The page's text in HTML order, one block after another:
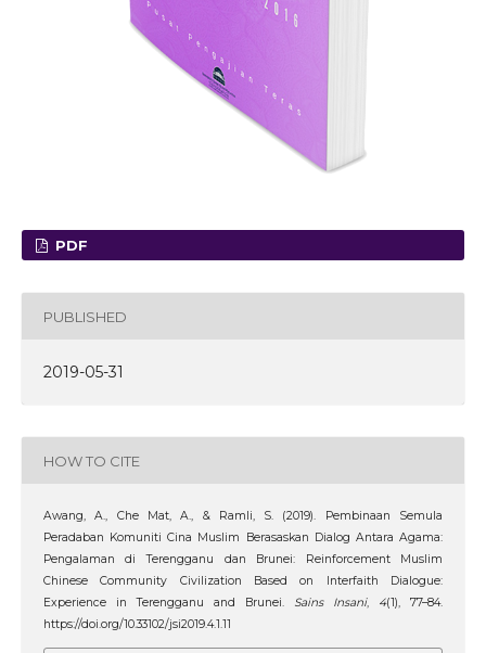
PDF
PUBLISHED
2019-05-31
HOW TO CITE
Awang, A., Che Mat, A., & Ramli, S. (2019). Pembinaan Semula
Peradaban Komuniti Cina Muslim Berasaskan Dialog Antara Agama:
Pengalaman di Terengganu dan Brunei: Reinforcement Muslim
Chinese Community Civilization Based on Interfaith Dialogue:
Experience in Terengganu and Brunei. Sains Insani, 4(1), 77–84.
https://doi.org/10.33102/jsi2019.4.1.11